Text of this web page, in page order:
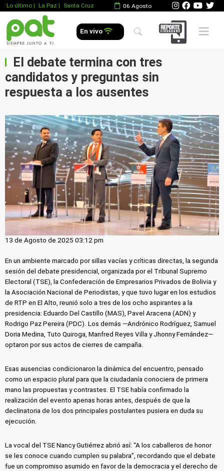
Lo último | La Paz | Santa Cruz 06 Agosto
En vivo Mobile
El debate termina con tres
candidatos y preguntas sin
respuesta a los ausentes
13 de Agosto de 2025 03:12 pm
En un ambiente marcado por sillas vacías y críticas directas, la segunda
sesión del debate presidencial, organizada por el Tribunal Supremo
Electoral (TSE), la Confederación de Empresarios Privados de Bolivia y
la Asociación Nacional de Periodistas, y que tuvo lugar en los estudios
de RTP en El Alto, reunió solo a tres de los ocho aspirantes a la
presidencia: Eduardo Del Castillo (MAS), Pavel Aracena (ADN) y
Rodrigo Paz Pereira (PDC). Los demás —Andrónico Rodríguez, Samuel
Doria Medina, Tuto Quiroga, Manfred Reyes Villa y Jhonny Fernández—
optaron por sus actos de cierres de campaña.
Esas ausencias condicionaron la dinámica del encuentro, pensado
como un espacio plural para que la ciudadanía conociera de primera
mano las propuestas y contrastes. El TSE había confirmado la
realización del evento apenas horas antes, después de que la
declinatoria de los dos principales postulantes pusiera en duda su
ejecución.
La vocal del TSE Nancy Gutiérrez abrió así: “A los caballeros de honor
se les conoce cuando cumplen su palabra”, recordando que el debate
fue un compromiso asumido en favor de la democracia y el derecho de